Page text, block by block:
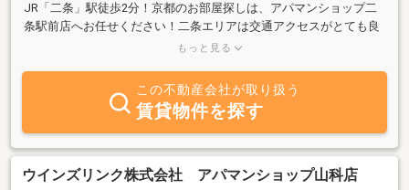
JR「二条」駅徒歩2分！京都のお部屋探しは、アパマンショップ二
条駅前店へお任せください！二条エリアは交通アクセスがとても良
好で、生活便利な立地！学生さんから社会人の方まで生活しやすい
もっと見る
この不動産会社が取り扱う
賃貸物件を探す
ウインズリンク株式会社 アパマンショップ山科店